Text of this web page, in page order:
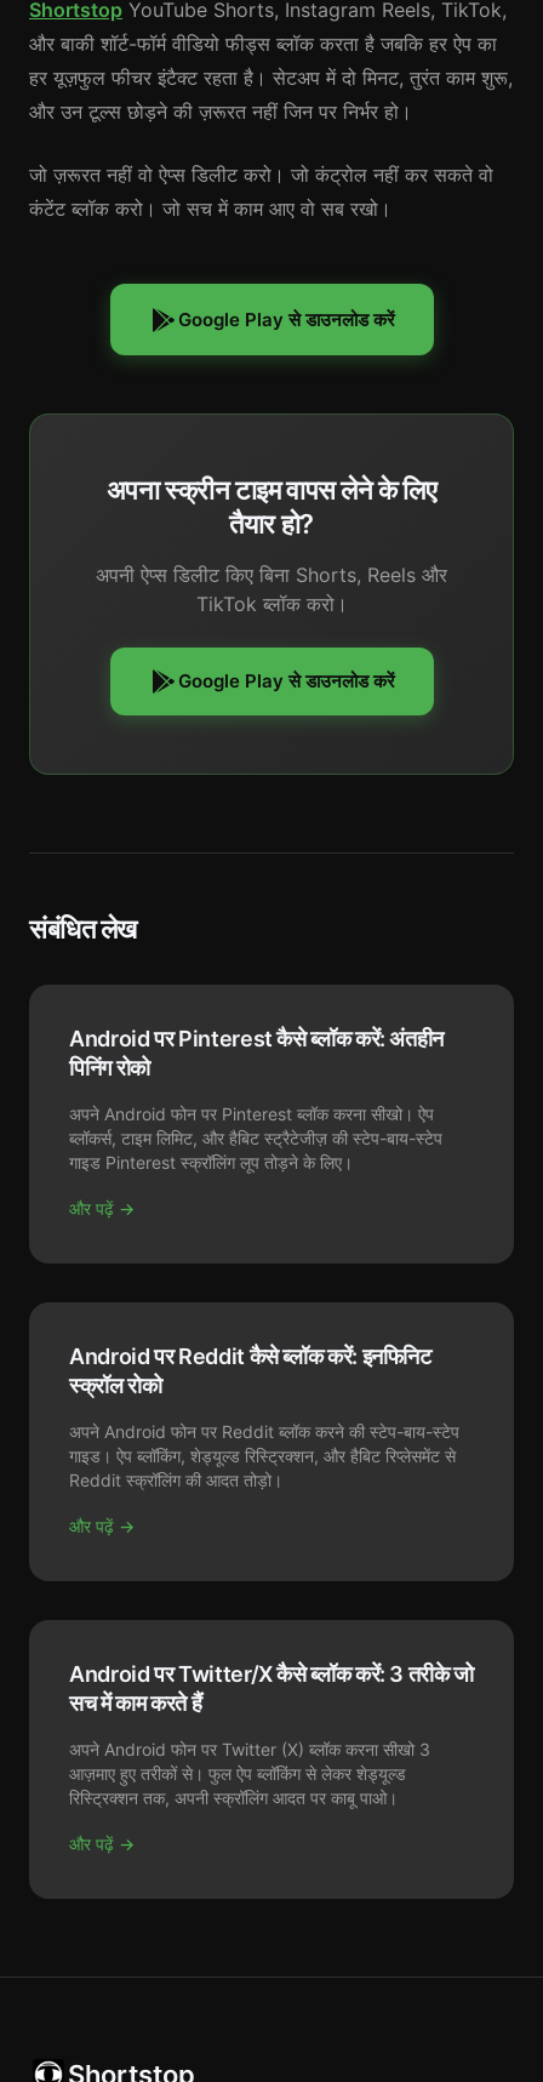
Shortstop YouTube Shorts, Instagram Reels, TikTok,
और बाकी शॉर्ट-फॉर्म वीडियो फीड्स ब्लॉक करता है जबकि हर ऐप का
हर यूज़फुल फीचर इंटैक्ट रहता है। सेटअप में दो मिनट, तुरंत काम शुरू,
और उन टूल्स छोड़ने की ज़रूरत नहीं जिन पर निर्भर हो।
जो ज़रूरत नहीं वो ऐप्स डिलीट करो। जो कंट्रोल नहीं कर सकते वो
कंटेंट ब्लॉक करो। जो सच में काम आए वो सब रखो।
Google Play से डाउनलोड करें
अपना स्क्रीन टाइम वापस लेने के लिए
तैयार हो?
अपनी ऐप्स डिलीट किए बिना Shorts, Reels और
TikTok ब्लॉक करो।
Google Play से डाउनलोड करें
संबंधित लेख
Android पर Pinterest कैसे ब्लॉक करें: अंतहीन
पिनिंग रोको
अपने Android फोन पर Pinterest ब्लॉक करना सीखो। ऐप
ब्लॉकर्स, टाइम लिमिट, और हैबिट स्ट्रैटेजीज़ की स्टेप-बाय-स्टेप
गाइड Pinterest स्क्रॉलिंग लूप तोड़ने के लिए।
और पढ़ें →
Android पर Reddit कैसे ब्लॉक करें: इनफिनिट
स्क्रॉल रोको
अपने Android फोन पर Reddit ब्लॉक करने की स्टेप-बाय-स्टेप
गाइड। ऐप ब्लॉकिंग, शेड्यूल्ड रिस्ट्रिक्शन, और हैबिट रिप्लेसमेंट से
Reddit स्क्रॉलिंग की आदत तोड़ो।
और पढ़ें →
Android पर Twitter/X कैसे ब्लॉक करें: 3 तरीके जो
सच में काम करते हैं
अपने Android फोन पर Twitter (X) ब्लॉक करना सीखो 3
आज़माए हुए तरीकों से। फुल ऐप ब्लॉकिंग से लेकर शेड्यूल्ड
रिस्ट्रिक्शन तक, अपनी स्क्रॉलिंग आदत पर काबू पाओ।
और पढ़ें →
Shortstop